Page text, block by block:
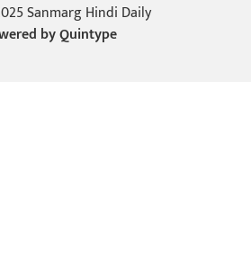
Sanmarg Hindi Daily
byQuintype